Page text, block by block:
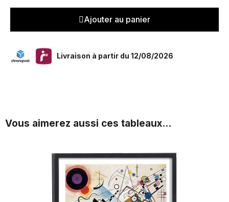
Ajouter au panier
Livraison à partir du 12/08/2026
Vous aimerez aussi ces tableaux...